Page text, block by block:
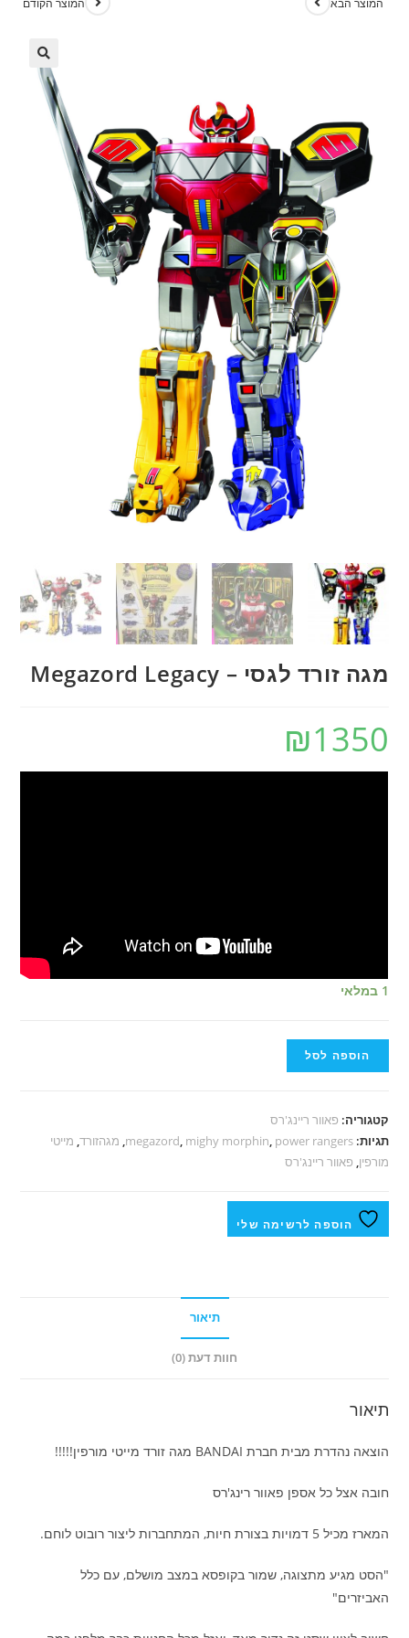
מגה זורד לגסי – Megazord Legacy
₪1350
1 במלאי
הוספה לסל
קטגוריה: פאוור ריינג'רס
תגיות:
megazord, mighy morphin, power rangers
, מגהזורד, מייטי
מורפין, פאוור ריינג'רס
הוספה לרשימה שלי
תיאור
חוות דעת (0)
תיאור
הוצאה נהדרת מבית חברת BANDAI מגה זורד מייטי מורפין!!!!!
חובה אצל כל אספן פאוור רינג'רס
המארז מכיל 5 דמויות בצורת חיות, המתחברות ליצור רובוט לוחם.
"הסט מגיע מתצוגה, שמור בקופסא במצב מושלם, עם כלל
האביזרים"